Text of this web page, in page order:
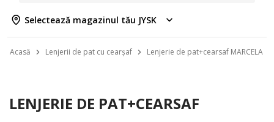
Selectează magazinul tău JYSK
Acasă Lenjerii de pat cu cearșaf Lenjerie de pat+cearsaf MARCELA
LENJERIE DE PAT+CEARSAF